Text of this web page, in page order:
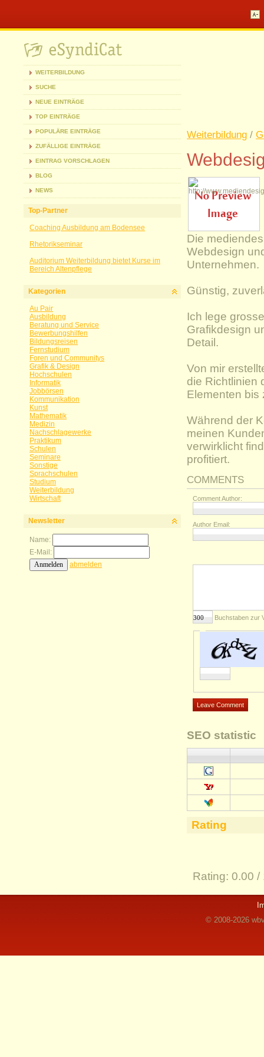
WEITERBILDUNG
SUCHE
NEUE EINTRÄGE
TOP EINTRÄGE
POPULÄRE EINTRÄGE
ZUFÄLLIGE EINTRÄGE
EINTRAG VORSCHLAGEN
BLOG
NEWS
Top-Partner
Coaching Ausbildung am Bodensee
Rhetorikseminar
Auditorium Weiterbildung bietet Kurse im
Bereich Altenpflege
Kategorien
Au Pair
Ausbildung
Beratung und Service
Bewerbungshilfen
Bildungsreisen
Fernstudium
Foren und Communitys
Grafik & Design
Hochschulen
Informatik
Jobbörsen
Kommunikation
Kunst
Mathematik
Medizin
Nachschlagewerke
Praktikum
Schulen
Seminare
Sonstige
Sprachschulen
Studium
Weiterbildung
Wirtschaft
Newsletter
Name:
E-Mail:
abmelden
Weiterbildung /
Die
Webdesign
Unternehmen.
Günstig,
Ich lege
Grafikdesign
Detail.
Von mir
die Richtlinien
Elementen bis
Während der
meinen
verwirklicht
profitiert.
COMMENTS
Comment Author:
Author Email:
Buchstaben zur
SEO statistic
Rating
Rating: 0.00 /
© 2008-2026